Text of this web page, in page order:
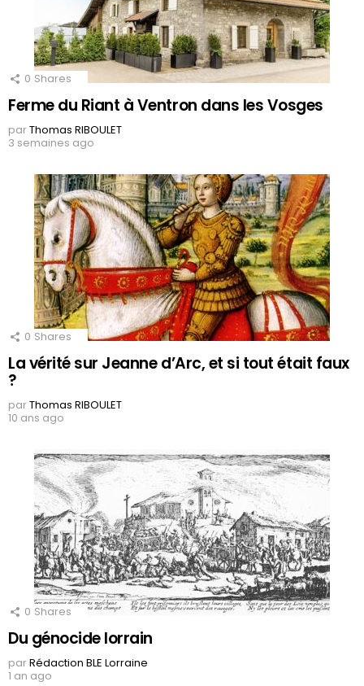
0 Shares
Ferme du Riant à Ventron dans les Vosges
parThomas RIBOULET
3 semaines ago
0 Shares
La vérité sur Jeanne d’Arc, et si tout était faux
?
parThomas RIBOULET
10 ans ago
0 Shares
Du génocide lorrain
parRédaction BLE Lorraine
1 an ago